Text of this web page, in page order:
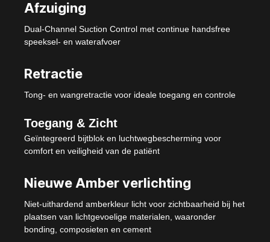
Afzuiging
Dual-Channel Suction Control met continue handsfree
speeksel- en waterafvoer
Retractie
Tong- en wangretractie voor ideale toegang en controle
Toegang & Zicht
Geïntegreerd bijtblok en luchtwegbescherming voor
comfort en veiligheid van de patiënt
Nieuwe Amber verlichting
Niet-uithardend amberkleur licht voor zichtbaarheid bij het
plaatsen van lichtgevoelige materialen, waaronder
bonding, composieten en cement